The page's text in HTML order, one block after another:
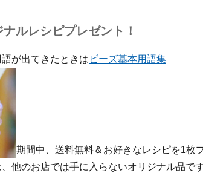
ルレシピプレゼント！
が出てきたときは ビーズ基本用語集
期間中、送料無料＆お好きなレシピを1枚
他のお店では手に入らないオリジナル品です